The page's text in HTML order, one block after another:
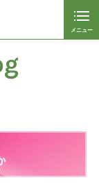
メニュー
閉じる
か